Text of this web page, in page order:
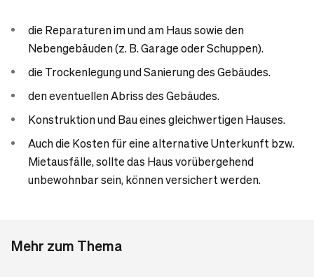
die Reparaturen im und am Haus sowie den
Nebengebäuden (z. B. Garage oder Schuppen).
die Trockenlegung und Sanierung des Gebäudes.
den eventuellen Abriss des Gebäudes.
Konstruktion und Bau eines gleichwertigen Hauses.
Auch die Kosten für eine alternative Unterkunft bzw.
Mietausfälle, sollte das Haus vorübergehend
unbewohnbar sein, können versichert werden.
Mehr zum Thema